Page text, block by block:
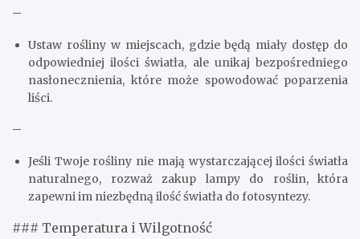
–
Ustaw rośliny w miejscach, gdzie będą miały dostęp do
odpowiedniej ilości światła, ale unikaj bezpośredniego
nasłonecznienia, które może spowodować poparzenia
liści.
–
Jeśli Twoje rośliny nie mają wystarczającej ilości światła
naturalnego, rozważ zakup lampy do roślin, która
zapewni im niezbędną ilość światła do fotosyntezy.
### Temperatura i Wilgotność